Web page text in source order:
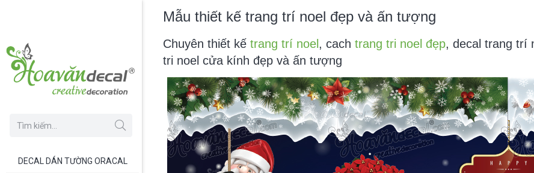
DECAL DÁN TƯỜNG ORACAL
Mẫu thiết kế trang trí noel đẹp và ấn tượng
Chuyên thiết kế trang trí noel , cach trang tri noel đẹp, decal trang trí
tri noel cửa kính đẹp và ấn tượng